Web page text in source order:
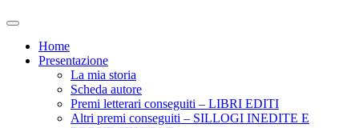
Home
Presentazione
La mia storia
Scheda autore
Premi letterari conseguiti – LIBRI EDITI
Altri premi conseguiti – SILLOGI INEDITE E